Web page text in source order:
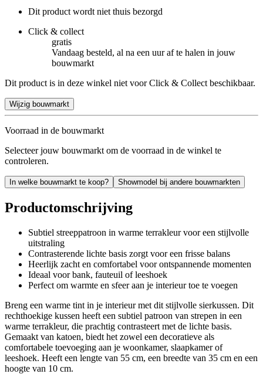
Dit product wordt niet thuis bezorgd
Click & collect
gratis
Vandaag besteld, al na een uur af te halen in jouw
bouwmarkt
Dit product is in deze winkel niet voor Click & Collect beschikbaar.
Wijzig bouwmarkt
Voorraad in de bouwmarkt
Selecteer jouw bouwmarkt om de voorraad in de winkel te
controleren.
In welke bouwmarkt te koop? Showmodel bij andere bouwmarkten
Productomschrijving
Subtiel streeppatroon in warme terrakleur voor een stijlvolle
uitstraling
Contrasterende lichte basis zorgt voor een frisse balans
Heerlijk zacht en comfortabel voor ontspannende momenten
Ideaal voor bank, fauteuil of leeshoek
Perfect om warmte en sfeer aan je interieur toe te voegen
Breng een warme tint in je interieur met dit stijlvolle sierkussen. Dit
rechthoekige kussen heeft een subtiel patroon van strepen in een
warme terrakleur, die prachtig contrasteert met de lichte basis.
Gemaakt van katoen, biedt het zowel een decoratieve als
comfortabele toevoeging aan je woonkamer, slaapkamer of
leeshoek. Heeft een lengte van 55 cm, een breedte van 35 cm en een
hoogte van 10 cm.